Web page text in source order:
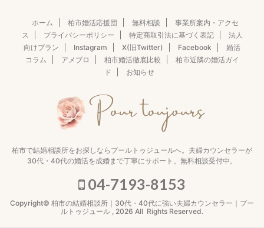
ホーム 柏市婚活応援団 無料相談
事業所案内・アクセ
ス
プライバシーポリシー 特定商取引法に基づく表記
法人
向けプラン
Instagram X(旧Twitter) Facebook
婚活
コラム
アメブロ 柏市婚活徹底比較
柏市近隣の婚活ガイ
ド
お知らせ
柏市で結婚相談所をお探しならプールトゥジュールへ。夫婦カウンセラーが
30代・40代の婚活を成婚まで丁寧にサポート。無料相談受付中。
04-7193-8153
Copyright© 柏市の結婚相談所｜30代・40代に強い夫婦カウンセラー｜プー
ルトゥジュール , 2026 All Rights Reserved.